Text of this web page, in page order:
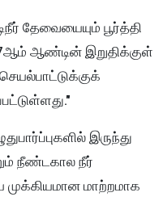
தேவையையும் பூர்த்தி
ஆண்டின் இறுதிக்குள்
இருந்து
நீண்டகால நீர்
மாற்றமாக